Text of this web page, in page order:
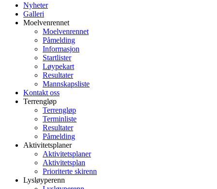
Nyheter
Galleri
Moelvenrennet
Moelvenrennet
Påmelding
Informasjon
Startlister
Løypekart
Resultater
Mannskapsliste
Kontakt oss
Terrengløp
Terrengløp
Terminliste
Resultater
Påmelding
Aktivitetsplaner
Aktivitetsplaner
Aktivitetsplan
Prioriterte skirenn
Lysløyperenn